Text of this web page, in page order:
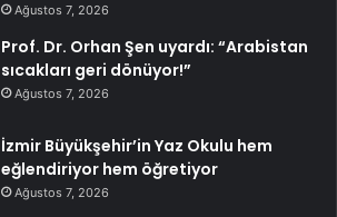
Ağustos 7, 2026
Prof. Dr. Orhan Şen uyardı: “Arabistan
sıcakları geri dönüyor!”
Ağustos 7, 2026
İzmir Büyükşehir’in Yaz Okulu hem
eğlendiriyor hem öğretiyor
Ağustos 7, 2026